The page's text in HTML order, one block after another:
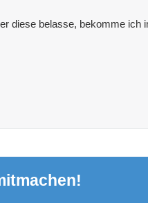
diese belasse, bekomme